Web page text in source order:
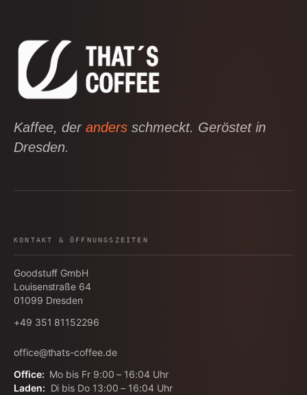
Kaffee, der anders schmeckt. Geröstet in
Dresden.
KONTAKT & ÖFFNUNGSZEITEN
Goodstuff GmbH
Louisenstraße 64
01099 Dresden
+49 351 81152296
office@thats-coffee.de
Office: Mo bis Fr 9:00 – 16:04 Uhr
Laden: Di bis Do 13:00 – 16:04 Uhr